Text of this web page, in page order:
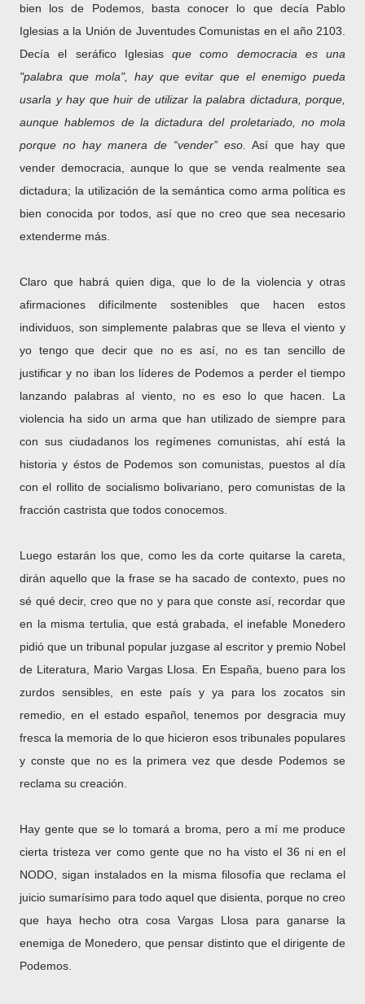
bien los de Podemos, basta conocer lo que decía Pablo
Iglesias a la Unión de Juventudes Comunistas en el año 2103.
Decía el seráfico Iglesias que como democracia es una
"palabra que mola", hay que evitar que el enemigo pueda
usarla y hay que huir de utilizar la palabra dictadura, porque,
aunque hablemos de la dictadura del proletariado, no mola
porque no hay manera de “vender” eso.
Así que hay que
vender democracia, aunque lo que se venda realmente sea
dictadura; la utilización de la semántica como arma política es
bien conocida por todos, así que no creo que sea necesario
extenderme más.
Claro que habrá quien diga, que lo de la violencia y otras
afirmaciones difícilmente sostenibles que hacen estos
individuos, son simplemente palabras que se lleva el viento y
yo tengo que decir que no es así, no es tan sencillo de
justificar y no iban los líderes de Podemos a perder el tiempo
lanzando palabras al viento, no es eso lo que hacen. La
violencia ha sido un arma que han utilizado de siempre para
con sus ciudadanos los regímenes comunistas, ahí está la
historia y éstos de Podemos son comunistas, puestos al día
con el rollito de socialismo bolivariano, pero comunistas de la
fracción castrista que todos conocemos.
Luego estarán los que, como les da corte quitarse la careta,
dirán aquello que la frase se ha sacado de contexto, pues no
sé qué decir, creo que no y para que conste así, recordar que
en la misma tertulia, que está grabada, el inefable Monedero
pidió que un tribunal popular juzgase al escritor y premio Nobel
de Literatura, Mario Vargas Llosa. En España, bueno para los
zurdos sensibles, en este país y ya para los zocatos sin
remedio, en el estado español, tenemos por desgracia muy
fresca la memoria de lo que hicieron esos tribunales populares
y conste que no es la primera vez que desde Podemos se
reclama su creación.
Hay gente que se lo tomará a broma, pero a mí me produce
cierta tristeza ver como gente que no ha visto el 36 ni en el
NODO, sigan instalados en la misma filosofía que reclama el
juicio sumarísimo para todo aquel que disienta, porque no creo
que haya hecho otra cosa Vargas Llosa para ganarse la
enemiga de Monedero, que pensar distinto que el dirigente de
Podemos.